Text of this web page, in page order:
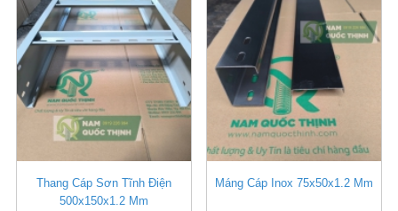
Thang Cáp Sơn Tĩnh Điện
500x150x1.2 Mm
Máng Cáp Inox 75x50x1.2 Mm